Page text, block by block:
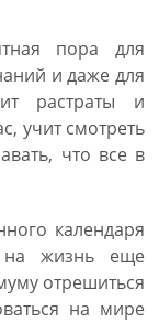
пора для
и даже для
растраты и
учит смотреть
что все в
календаря
на жизнь еще
отрешиться
на мире